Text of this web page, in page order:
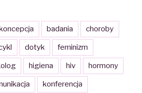
badania choroby
dotyk feminizm
higiena hiv hormony
konferencja